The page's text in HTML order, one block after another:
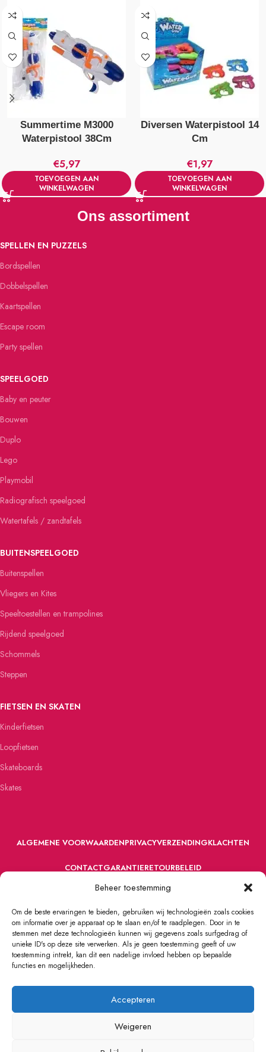
Beheer toestemming
Om de beste ervaringen te bieden, gebruiken wij technologieën zoals cookies
om informatie over je apparaat op te slaan en/of te raadplegen. Door in te
stemmen met deze technologieën kunnen wij gegevens zoals surfgedrag of
unieke ID's op deze site verwerken. Als je geen toestemming geeft of uw
toestemming intrekt, kan dit een nadelige invloed hebben op bepaalde
functies en mogelijkheden.
Accepteren
Weigeren
Summertime M3000
Waterpistool 38Cm
€5,97
TOEVOEGEN AAN
WINKELWAGEN
Diversen Waterpistool 14
Cm
€1,97
TOEVOEGEN AAN
WINKELWAGEN
Ons assortiment
SPELLEN EN PUZZELS
Bordspellen
Dobbelspellen
Kaartspellen
Escape room
Party spellen
SPEELGOED
Baby en peuter
Bouwen
Duplo
Lego
Playmobil
Radiografisch speelgoed
Watertafels / zandtafels
BUITENSPEELGOED
Buitenspellen
Vliegers en Kites
Speeltoestellen en trampolines
Rijdend speelgoed
Schommels
Steppen
FIETSEN EN SKATEN
Kinderfietsen
Loopfietsen
Skateboards
Skates
ALGEMENE VOORWAARDENPRIVACYVERZENDINGKLACHTEN
CONTACTGARANTIERETOURBELEID
VOORDEFUN.NL 2022 Powered by Handelsonderneming MELS.